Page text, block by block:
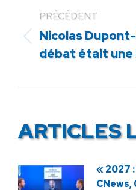
PRÉCÉDENT
Article
précédent
Nicolas
débat était une
ARTICLES
« 2027 :